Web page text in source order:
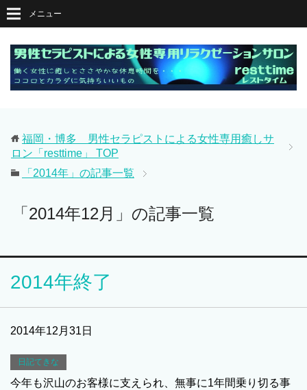
メニュー
福岡・博多 男性セラピストによる女性専用癒しサ
ロン「resttime」
TOP
「2014年」の記事一覧
「2014年12月」の記事一覧
2014年終了
2014年12月31日
日記てきな
今年も沢山のお客様に支えられ、無事に1年間乗り切る事